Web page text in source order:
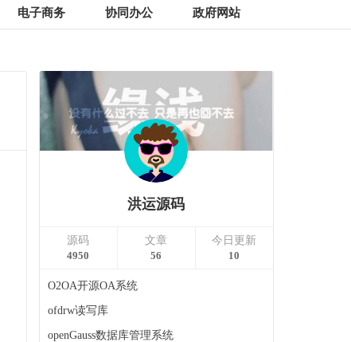
电子商务 协同办公 政府网站
洪运源码
源码
4950
文章
56
今日更新
10
O2OA开源OA系统
ofdrw读写库
openGauss数据库管理系统